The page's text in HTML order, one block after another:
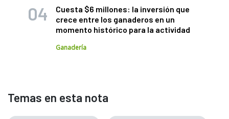
Cuesta $6 millones: la inversión que
crece entre los ganaderos en un
momento histórico para la actividad
Ganadería
Temas en esta nota